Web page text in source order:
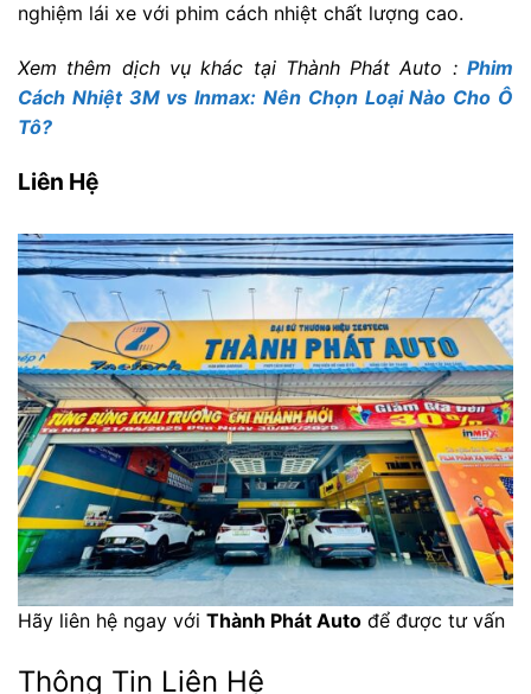
nghiệm lái xe với phim cách nhiệt chất lượng cao.
Xem thêm dịch vụ khác tại Thành Phát Auto : Phim
Cách Nhiệt 3M vs Inmax: Nên Chọn Loại Nào Cho Ô
Tô?
Liên Hệ
Hãy liên hệ ngay với Thành Phát Auto để được tư vấn
Thông Tin Liên Hệ